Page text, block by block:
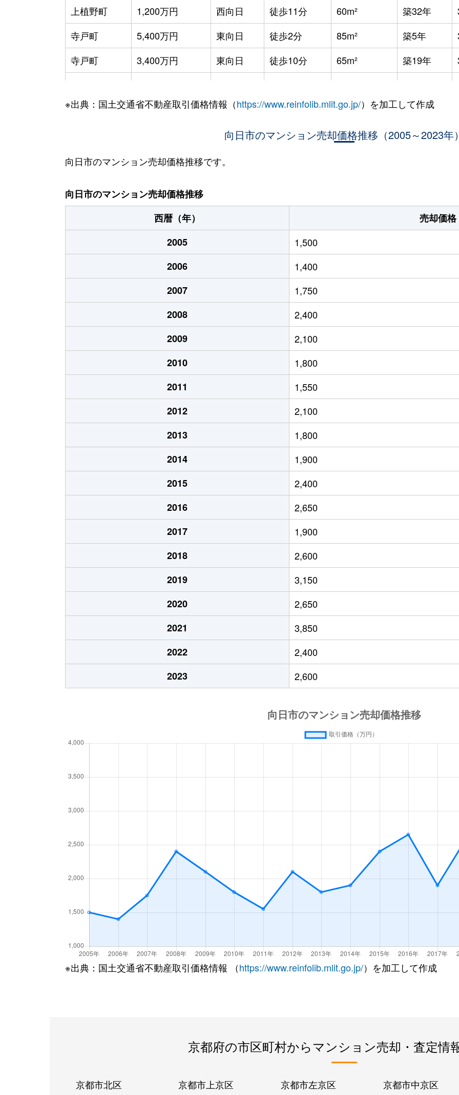
上植野町
1,200万円 西向日 徒歩11分 60m² 築32年
寺戸町
5,400万円 東向日 徒歩2分 85m² 築5年
寺戸町
3,400万円 東向日 徒歩10分 65m² 築19年
寺戸町
2,600万円 東向日 徒歩10分 65m² 築26年
東向日 徒歩2分 80m² 築5年
寺戸町
1,500万円 東向日
寺戸町
4,700万円 東向日 徒歩2分 70m² 築5年
寺戸町
4,200万円 洛西口 徒歩4分 65m² 築8年
寺戸町
10,000万円 洛西口 徒歩2分 95m² 築7年
寺戸町
5,100万円 洛西口 徒歩10分 70m² 築6年
森本町
1,600万円 向日町 徒歩8分 55m² 築29年
森本町
2,200万円 向日町 徒歩8分 70m² 築20年
森本町
2,800万円 向日町 徒歩8分 75m² 築33年
※出典：国土交通省不動産取引価格情報（https://www.reinfolib.mlit.go.jp/）を加工して作成
向日市のマンション売却価格推移（2005～2023年）
向日市のマンション売却価格推移です。
向日市のマンション売却価格推移
西暦（年）
売却価格
2005
1,500
2006
1,400
2007
1,750
2008
2,400
2009
2,100
2010
1,800
2011
1,550
2012
2,100
2013
1,800
2014
1,900
2015
2,400
2016
2,650
2017
1,900
2018
2,600
2019
3,150
2020
2,650
2021
3,850
2022
2,400
2023
2,600
※出典：国土交通省不動産取引価格情報 （https://www.reinfolib.mlit.go.jp/）を加工して作成
京都府の市区町村からマンション売却・査定情
京都市北区 京都市上京区 京都市左京区 京都市中京区